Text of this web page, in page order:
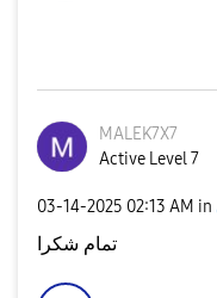
MALEK7X7
Active Level 7
‎03-14-2025 02:13 AM in
تمام شكرا